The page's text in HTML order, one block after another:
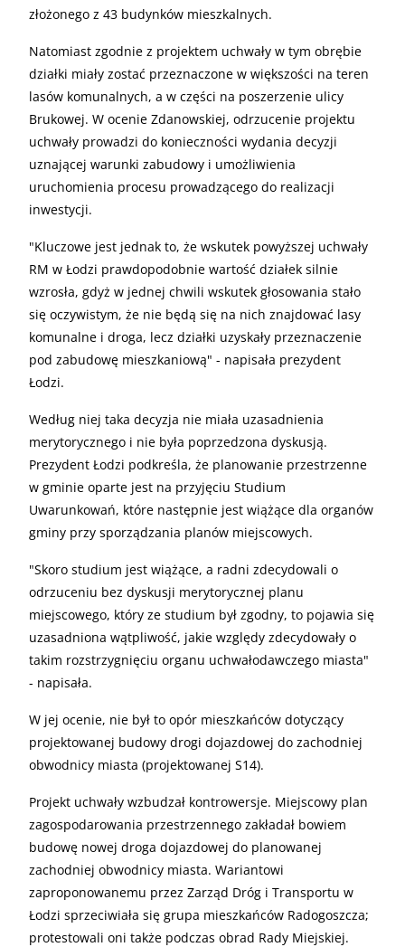
złożonego z 43 budynków mieszkalnych.
Natomiast zgodnie z projektem uchwały w tym obrębie
działki miały zostać przeznaczone w większości na teren
lasów komunalnych, a w części na poszerzenie ulicy
Brukowej. W ocenie Zdanowskiej, odrzucenie projektu
uchwały prowadzi do konieczności wydania decyzji
uznającej warunki zabudowy i umożliwienia
uruchomienia procesu prowadzącego do realizacji
inwestycji.
"Kluczowe jest jednak to, że wskutek powyższej uchwały
RM w Łodzi prawdopodobnie wartość działek silnie
wzrosła, gdyż w jednej chwili wskutek głosowania stało
się oczywistym, że nie będą się na nich znajdować lasy
komunalne i droga, lecz działki uzyskały przeznaczenie
pod zabudowę mieszkaniową" - napisała prezydent
Łodzi.
Według niej taka decyzja nie miała uzasadnienia
merytorycznego i nie była poprzedzona dyskusją.
Prezydent Łodzi podkreśla, że planowanie przestrzenne
w gminie oparte jest na przyjęciu Studium
Uwarunkowań, które następnie jest wiążące dla organów
gminy przy sporządzania planów miejscowych.
"Skoro studium jest wiążące, a radni zdecydowali o
odrzuceniu bez dyskusji merytorycznej planu
miejscowego, który ze studium był zgodny, to pojawia się
uzasadniona wątpliwość, jakie względy zdecydowały o
takim rozstrzygnięciu organu uchwałodawczego miasta"
- napisała.
W jej ocenie, nie był to opór mieszkańców dotyczący
projektowanej budowy drogi dojazdowej do zachodniej
obwodnicy miasta (projektowanej S14).
Projekt uchwały wzbudzał kontrowersje. Miejscowy plan
zagospodarowania przestrzennego zakładał bowiem
budowę nowej droga dojazdowej do planowanej
zachodniej obwodnicy miasta. Wariantowi
zaproponowanemu przez Zarząd Dróg i Transportu w
Łodzi sprzeciwiała się grupa mieszkańców Radogoszcza;
protestowali oni także podczas obrad Rady Miejskiej.